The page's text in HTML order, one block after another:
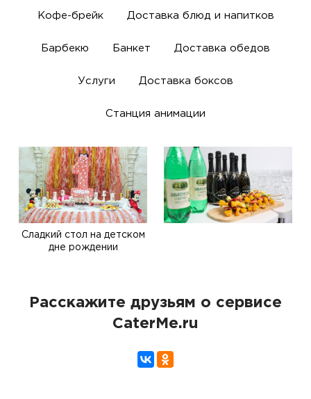
Кофе-брейк Доставка блюд и напитков
Барбекю Банкет Доставка обедов
Услуги Доставка боксов
Станция анимации
Сладкий стол на детском
дне рождении
Расскажите друзьям о сервисе
CaterMe.ru